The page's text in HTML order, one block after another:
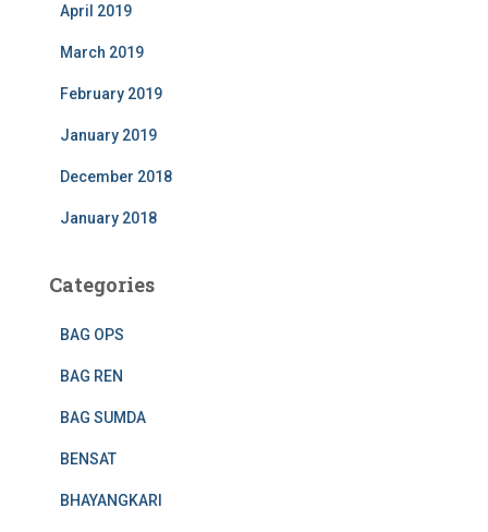
April 2019
March 2019
February 2019
January 2019
December 2018
January 2018
Categories
BAG OPS
BAG REN
BAG SUMDA
BENSAT
BHAYANGKARI